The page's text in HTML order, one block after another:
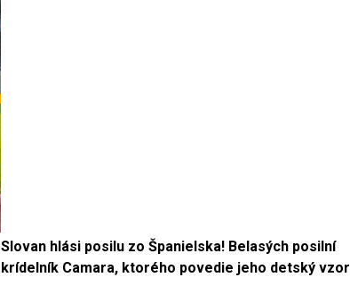
Slovan hlási posilu zo Španielska! Belasých posilní
krídelník Camara, ktorého povedie jeho detský vzor